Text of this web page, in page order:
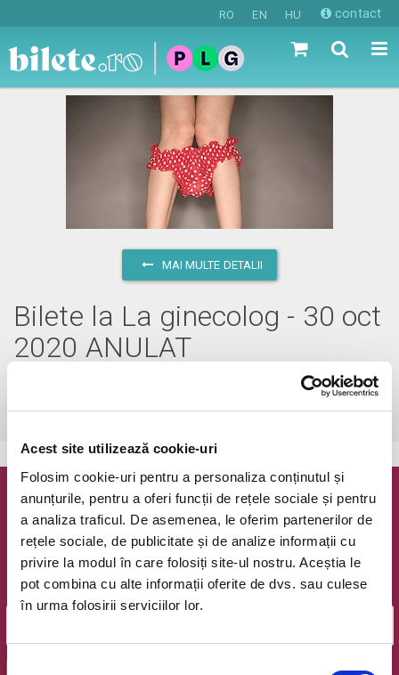
Acest site utilizează cookie-uri
Folosim cookie-uri pentru a personaliza conținutul și
anunțurile, pentru a oferi funcții de rețele sociale și pentru
a analiza traficul. De asemenea, le oferim partenerilor de
rețele sociale, de publicitate și de analize informații cu
privire la modul în care folosiți site-ul nostru. Aceștia le
pot combina cu alte informații oferite de dvs. sau culese
în urma folosirii serviciilor lor.
RO EN HU contact
MAI MULTE DETALII
Bilete la La ginecolog - 30 oct
2020 ANULAT
Bucuresti, The Hubvezi pe harta
Newsletter @ Bilete.ro
Oferte exclusive si o editie saptamanala cu cele mai noi
evenimente.
Email